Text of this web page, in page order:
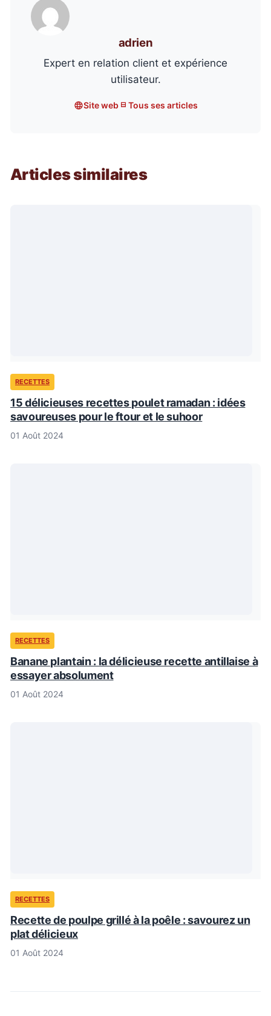
adrien
Expert en relation client et expérience
utilisateur.
Site web Tous ses articles
Articles similaires
RECETTES
15 délicieuses recettes poulet ramadan : idées
savoureuses pour le ftour et le suhoor
01 Août 2024
RECETTES
Banane plantain : la délicieuse recette antillaise à
essayer absolument
01 Août 2024
RECETTES
Recette de poulpe grillé à la poêle : savourez un
plat délicieux
01 Août 2024